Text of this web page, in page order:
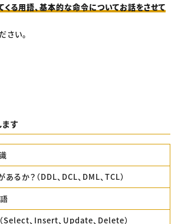
くる用語、基本的な命令についてお話をさせて
さい。
す
るか？（DDL、DCL、DML、TCL）
Select、Insert、Update、Delete）